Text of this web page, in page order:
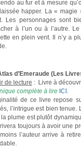
au fur et à mesure
happer. La « magie
Les personnages sont
à l’un ou à l’autre.
en plein vent. Il n’y a
d’Emeraude (Les
de lecture : Livre à
complète à lire ICI .
de ce livre repose
l’intrigue est bien
plume est plutôt
toujours à avoir une
l’auteur arrive à